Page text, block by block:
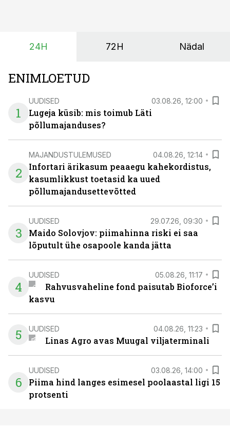
24H 72H Nädal
ENIMLOETUD
1
UUDISED 03.08.26, 12:00
Lugeja küsib: mis toimub Läti
põllumajanduses?
2
MAJANDUSTULEMUSED 04.08.26, 12:14
Infortari ärikasum peaaegu kahekordistus,
kasumlikkust toetasid ka uued
põllumajandusettevõtted
3
UUDISED 29.07.26, 09:30
Maido Solovjov: piimahinna riski ei saa
lõputult ühe osapoole kanda jätta
4
UUDISED 05.08.26, 11:17
Rahvusvaheline fond paisutab Bioforce’i
kasvu
5 UUDISED 04.08.26, 11:23
Linas Agro avas Muugal viljaterminali
6
UUDISED 03.08.26, 14:00
Piima hind langes esimesel poolaastal ligi 15
protsenti